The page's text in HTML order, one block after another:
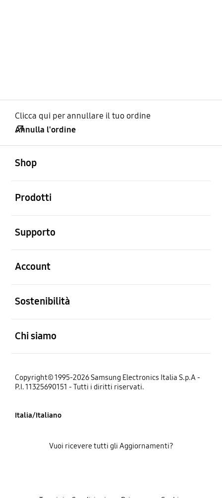
Clicca qui per annullare il tuo ordine
Annulla l'ordine
Shop
Prodotti
Supporto
Account
Sostenibilità
Chi siamo
Copyright© 1995-2026 Samsung Electronics Italia S.p.A -
P.I. 11325690151 - Tutti i diritti riservati.
Italia/Italiano
Vuoi ricevere tutti gli Aggiornamenti?